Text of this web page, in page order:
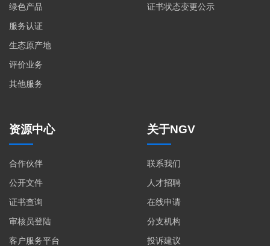
绿色产品
服务认证
生态原产地
评价业务
其他服务
证书状态变更公示
资源中心
合作伙伴
公开文件
证书查询
审核员登陆
客户服务平台
关于NGV
联系我们
人才招聘
在线申请
分支机构
投诉建议